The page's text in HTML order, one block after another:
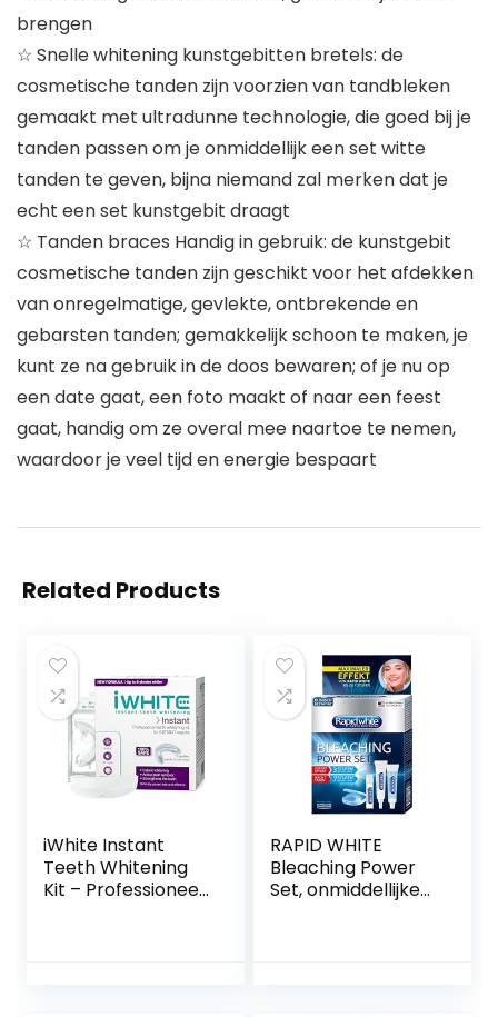
brengen
☆ Snelle whitening kunstgebitten bretels: de
cosmetische tanden zijn voorzien van tandbleken
gemaakt met ultradunne technologie, die goed bij je
tanden passen om je onmiddellijk een set witte
tanden te geven, bijna niemand zal merken dat je
echt een set kunstgebit draagt
☆ Tanden braces Handig in gebruik: de kunstgebit
cosmetische tanden zijn geschikt voor het afdekken
van onregelmatige, gevlekte, ontbrekende en
gebarsten tanden; gemakkelijk schoon te maken, je
kunt ze na gebruik in de doos bewaren; of je nu op
een date gaat, een foto maakt of naar een feest
gaat, handig om ze overal mee naartoe te nemen,
waardoor je veel tijd en energie bespaart
Related Products
iWhite Instant
Teeth Whitening
Kit – Professioneel
RAPID WHITE
Bleaching Power
Set, onmiddellijke